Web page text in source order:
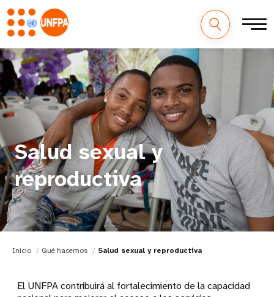
Salud sexual y
reproductiva
Inicio Qué hacemos Salud sexual y reproductiva
El UNFPA contribuirá al fortalecimiento de la capacidad